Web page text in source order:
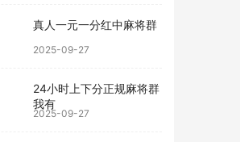
真人一元一分红中麻将群
2025-09-27
24小时上下分正规麻将群
我有
2025-09-27